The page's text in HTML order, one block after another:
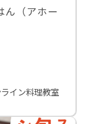
ん（アホー
イン料理教室